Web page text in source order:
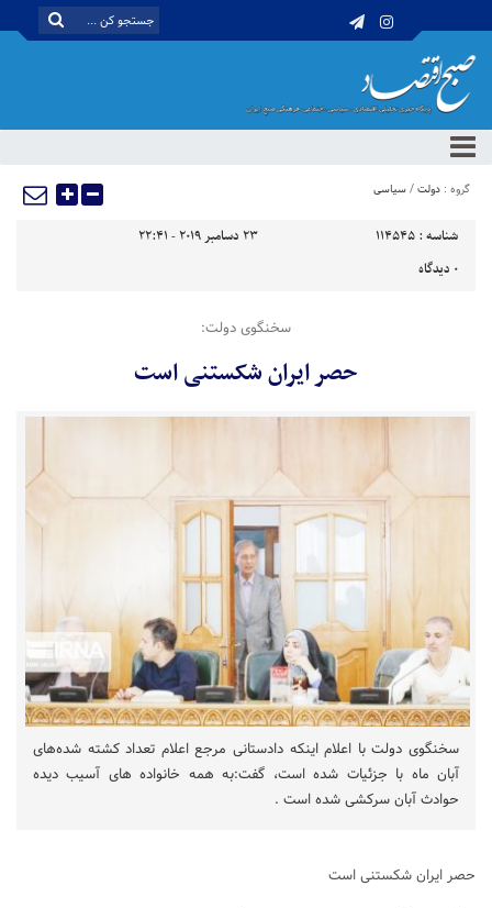
گروه : دولت/سیاسی
شناسه : 114545
23 دسامبر 2019 - 22:41
0 دیدگاه
سخنگوی دولت:
حصر ایران شکستنی است
سخنگوی دولت با اعلام اینکه دادستانی مرجع اعلام تعداد کشته شده‌های
آبان ماه با جزئیات شده است، گفت:به همه خانواده های آسیب دیده
حوادث آبان سرکشی شده است .
حصر ایران شکستنی است